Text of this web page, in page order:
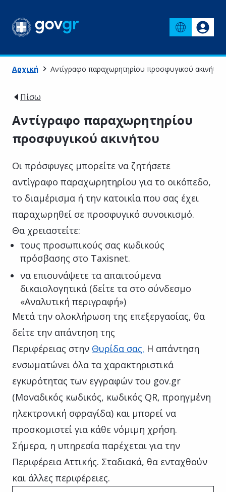
Αρχική Αντίγραφο παραχωρητηρίου προσφυγικού ακινήτου
Πίσω
Αντίγραφο παραχωρητηρίου
προσφυγικού ακινήτου
Οι πρόσφυγες μπορείτε να ζητήσετε
αντίγραφο παραχωρητηρίου για το οικόπεδο,
το διαμέρισμα ή την κατοικία που σας έχει
παραχωρηθεί σε προσφυγικό συνοικισμό.
Θα χρειαστείτε:
τους προσωπικούς σας κωδικούς
πρόσβασης στο Taxisnet.
να επισυνάψετε τα απαιτούμενα
δικαιολογητικά (δείτε τα στο σύνδεσμο
«Αναλυτική περιγραφή»)
Μετά την ολοκλήρωση της επεξεργασίας, θα
δείτε την απάντηση της
Περιφέρειας στην Θυρίδα σας. Η απάντηση
ενσωματώνει όλα τα χαρακτηριστικά
εγκυρότητας των εγγραφών του gov.gr
(Μοναδικός κωδικός, κωδικός QR, προηγμένη
ηλεκτρονική σφραγίδα) και μπορεί να
προσκομιστεί για κάθε νόμιμη χρήση.
Σήμερα, η υπηρεσία παρέχεται για την
Περιφέρεια Αττικής. Σταδιακά, θα ενταχθούν
και άλλες περιφέρειες.